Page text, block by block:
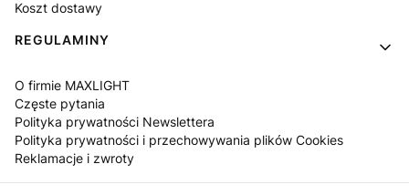
Koszt dostawy
REGULAMINY
O firmie MAXLIGHT
Częste pytania
Polityka prywatności Newslettera
Polityka prywatności i przechowywania plików Cookies
Reklamacje i zwroty